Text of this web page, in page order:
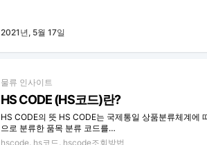
2021년, 5월 17일
물류 인사이트
HS CODE (HS코드)란?
HS CODE의 뜻 HS CODE는 국제통일 상품분류체계에
으로 분류한 품목 분류 코드를…
hscode, hs코드, hscode조회방법